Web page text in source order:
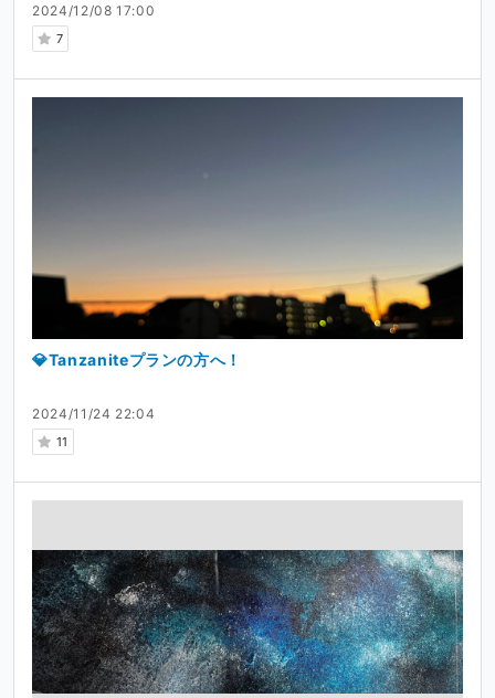
2024/12/08 17:00
7
2024/11/24 22:04
11
💎Tanzaniteプランの方へ！